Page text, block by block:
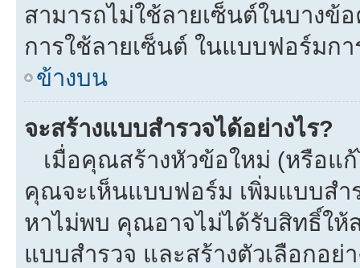
สามารถไม่ใช้ลายเซ็นต์ในบางข้
การใช้ลายเซ็นต์ ในแบบฟอร์มก
ข้างบน
จะสร้างแบบสำรวจได้อย่างไร?
เมื่อคุณสร้างหัวข้อใหม่ (หรือแ
คุณจะเห็นแบบฟอร์ม เพิ่มแบบส
หาไม่พบ คุณอาจไม่ได้รับสิทธิ์ให้
แบบสำรวจ และสร้างตัวเลือกอย่